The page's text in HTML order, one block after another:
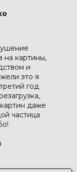
на картины,
и
это я
год
даже
частица